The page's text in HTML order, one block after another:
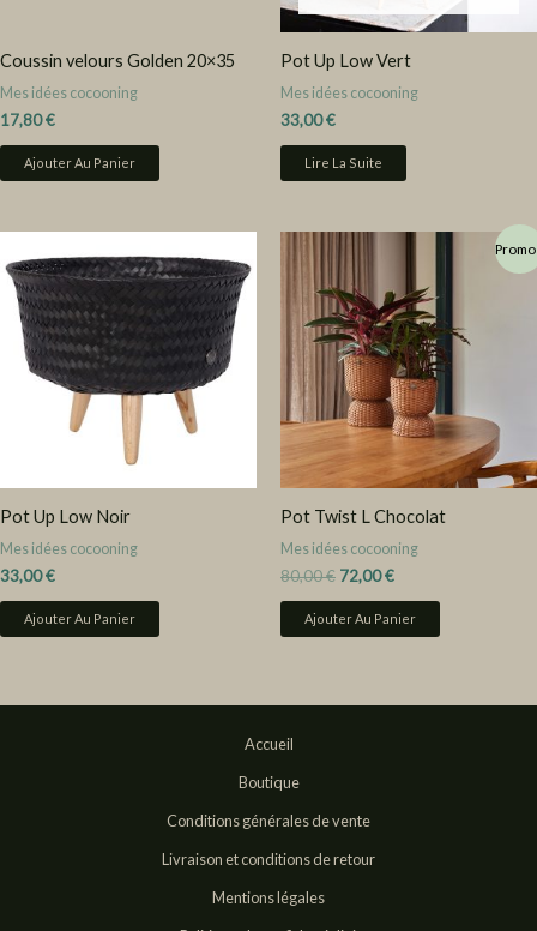
Coussin velours Golden 20×35
Mes idées cocooning
17,80€
Ajouter Au Panier
Pot Up Low Vert
Mes idées cocooning
33,00€
Lire La Suite
Pot Up Low Noir
Mes idées cocooning
33,00€
Ajouter Au Panier
Pot Twist L Chocolat
Mes idées cocooning
80,00€
Le
initial
était :
80,00 €.
72,00€
est :
72,00 €.
Ajouter Au Panier
Accueil
Boutique
Conditions générales de vente
Livraison et conditions de retour
Mentions légales